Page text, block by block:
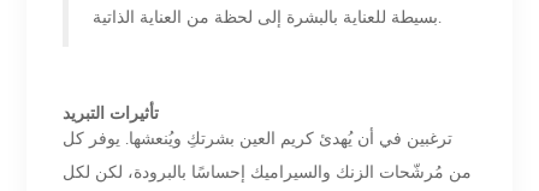
بسيطة للعناية بالبشرة إلى لحظة من العناية الذاتية.
تأثيرات التبريد
ترغبين في أن يُهدئ كريم العين بشرتكِ ويُنعشها. يوفر كل
من مُرشّحات الزنك والسيراميك إحساسًا بالبرودة، لكن لكل